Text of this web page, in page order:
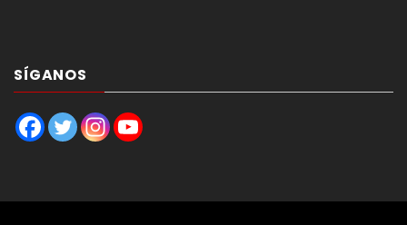
SÍGANOS